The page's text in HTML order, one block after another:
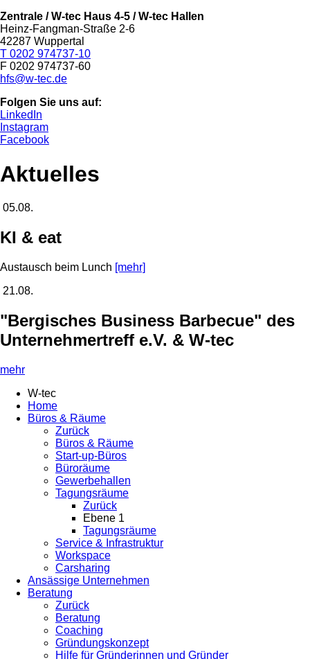
Zentrale / W-tec Haus 4-5 / W-tec Hallen
Heinz-Fangman-Straße 2-6
42287 Wuppertal
T 0202 974737-10
F 0202 974737-60
hfs@w-tec.de
Folgen Sie uns auf:
LinkedIn
Instagram
Facebook
Aktuelles
05.08.
KI & eat
Austausch beim Lunch [mehr]
21.08.
"Bergisches Business Barbecue" des
Unternehmertreff e.V. & W-tec
mehr
W-tec
Home
Büros & Räume
Zurück
Büros & Räume
Start-up-Büros
Büroräume
Gewerbehallen
Tagungsräume
Zurück
Ebene 1
Tagungsräume
Service & Infrastruktur
Workspace
Carsharing
Ansässige Unternehmen
Beratung
Zurück
Beratung
Coaching
Gründungskonzept
Hilfe für Gründerinnen und Gründer